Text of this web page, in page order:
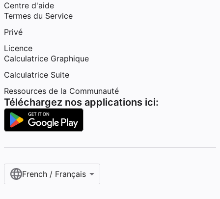
Centre d'aide
Termes du Service
Privé
Licence
Calculatrice Graphique
Calculatrice Suite
Ressources de la Communauté
Téléchargez nos applications ici:
French / Français‎